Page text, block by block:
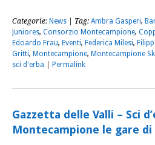
Categorie: News | Tag: Ambra Gasperi,
Juniores, Consorzio Montecampione,
Edoardo Frau, Eventi, Federica Milesi,
Gritti, Montecampione, Montecampione
sci d'erba
Permalink
Gazzetta delle Valli – Sci
Montecampione le gare di